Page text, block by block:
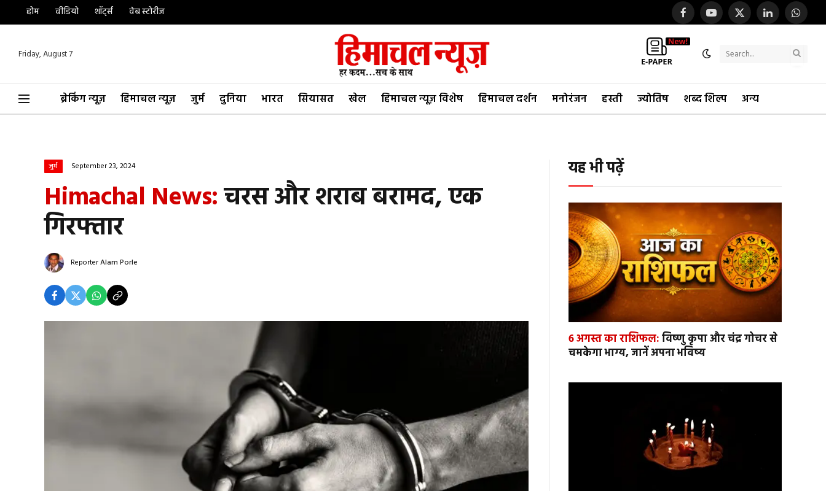
होम वीडियो शॉर्ट्स वेब स्टोरीज FacebookYouTube
X
LinkedIn
Friday, August 7 Search
ब्रेकिंग न्यूज़ हिमाचल न्यूज़ जुर्म दुनिया भारत सियासत खेल हिमाचल न्यूज़ विशेष हिमाचल दर्शन मनोरंजन हस्ती ज्योतिष शब्द शिल्प अन्य
जुर्म September 23, 2024
Himachal News:चरस और शराब बरामद, एक
गिरफ्तार
ReporterAlam Porle
यह भी पढ़ें
6 अगस्त का राशिफल:विष्णु कृपा और चंद्र गोचर से
चमकेगा भाग्य, जानें अपना भविष्य